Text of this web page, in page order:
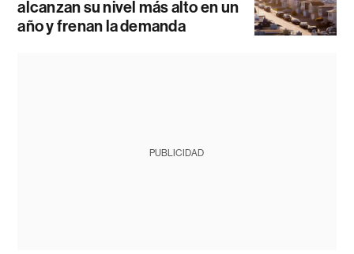
alcanzan su nivel más alto en un
año y frenan la demanda
PUBLICIDAD